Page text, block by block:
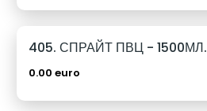
405. СПРАЙТ ПВЦ - 1500МЛ.
0.00 euro